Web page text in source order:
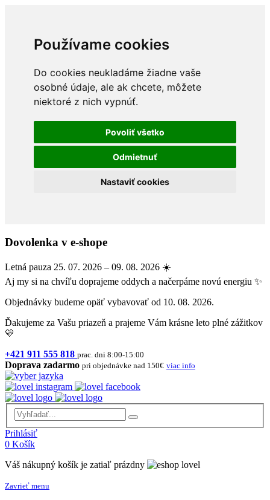
Používame cookies
Do cookies neukladáme žiadne vaše
osobné údaje, ale ak chcete, môžete
niektoré z nich vypnúť.
Povoliť všetko
Odmietnuť
Nastaviť cookies
Dovolenka v e-shope
Letná pauza 25. 07. 2026 – 09. 08. 2026 ☀️
Aj my si na chvíľu doprajeme oddych a načerpáme novú energiu ✨
Objednávky budeme opäť vybavovať od 10. 08. 2026.
Ďakujeme za Vašu priazeň a prajeme Vám krásne leto plné zážitkov
💛
+421 911 555 818 prac. dni 8:00-15:00
Doprava zadarmo pri objednávke nad 150€ viac info
Prihlásiť
0 Košík
Váš nákupný košík je zatiaľ prázdny
Zavrieť menu